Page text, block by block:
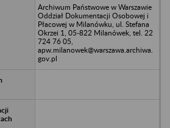
Archiwum Państwowe w Warszawie
Oddział Dokumentacji Osobowej i
Płacowej w Milanówku, ul. Stefana
Okrzei 1, 05-822 Milanówek, tel. 22
724 76 05,
apw.milanowek@warszawa.archiwa.
gov.pl